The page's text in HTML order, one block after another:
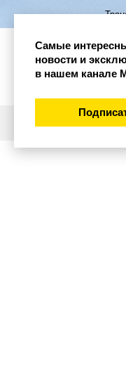
Самые
новости и
в нашем канале